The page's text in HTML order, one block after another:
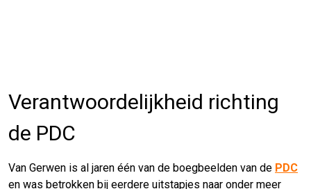
Verantwoordelijkheid richting
de PDC
Van Gerwen is al jaren één van de boegbeelden van de PDC
en was betrokken bij eerdere uitstapjes naar onder meer